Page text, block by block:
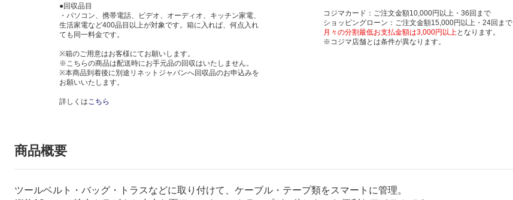
●回収品目
・パソコン、携帯電話、ビデオ、オーディオ、キッチン家電、
生活家電など400品目以上が対象です。箱に入れば、何点入れ
ても同一料金です。
※箱のご用意はお客様にてお願いします。
※こちらの商品は配送時にお手元品の回収はいたしません。
※本商品到着後に別途リネットジャパンへ回収品のお申込みを
お願いいたします。
詳しくは こちら
コジマカード：ご注文金額10,000円以上・36回まで
ショッピングローン：ご注文金額15,000円以上・24回まで
月々の分割最低お支払金額は3,000円以上 となります。
※コジマ店舗とは条件が異なります。
商品概要
ツールベルト・バッグ・トラスなどに取り付けて、ケーブル・テープ類をスマートに管理。